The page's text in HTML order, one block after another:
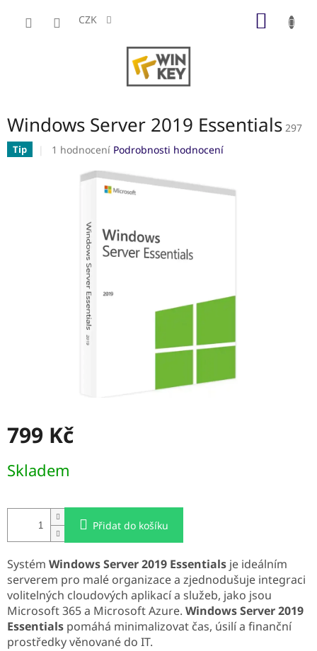
CZK
Windows Server 2019 Essentials 297
Tip
Průměrné
produktu
hvězdiček.
1 hodnocení Podrobnosti hodnocení
799 Kč
cena:
Skladem
Přidat do košíku
Systém Windows Server 2019 Essentials je ideálním
serverem pro malé organizace a zjednodušuje integraci
volitelných cloudových aplikací a služeb, jako jsou
Microsoft 365 a Microsoft Azure. Windows Server 2019
Essentials pomáhá minimalizovat čas, úsilí a finanční
prostředky věnované do IT.